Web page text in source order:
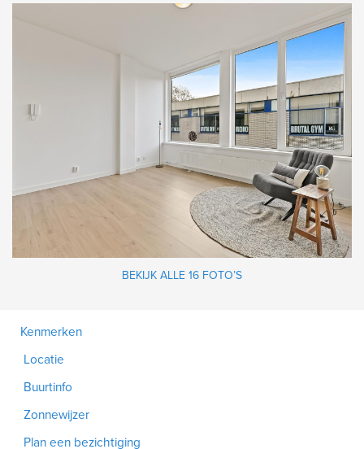
BEKIJK ALLE 16 FOTO’S
Kenmerken
Locatie
Buurtinfo
Zonnewijzer
Plan een bezichtiging